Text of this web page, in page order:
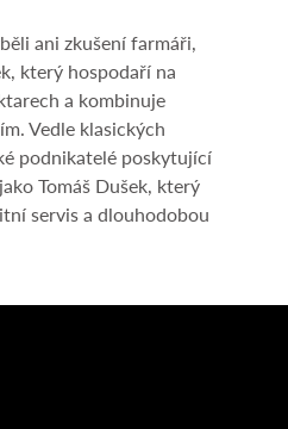
ani zkušení farmáři,
který hospodaří na
a kombinuje
Vedle klasických
podnikatelé poskytující
Tomáš Dušek, který
servis a dlouhodobou